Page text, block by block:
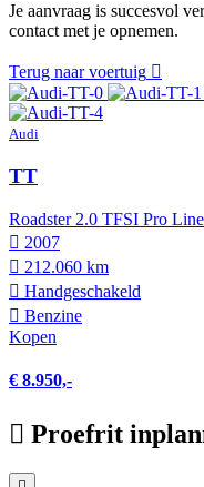
Je aanvraag is succesvol
contact met je opnemen.
Terug naar voertuig
Audi
TT
Roadster 2.0 TFSI Pro Line
2007
212.060 km
Hand­geschakeld
Benzine
Kopen
€ 8.950,-
Proefrit